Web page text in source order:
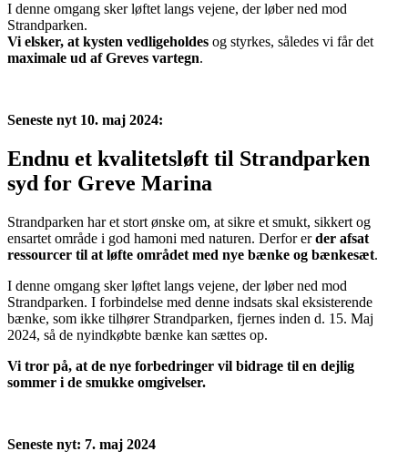
I denne omgang sker løftet langs vejene, der løber ned mod
Strandparken.
Vi elsker, at kysten vedligeholdes og styrkes, således vi får det
maximale ud af Greves vartegn.
Seneste nyt 10. maj 2024:
Endnu et kvalitetsløft til Strandparken
syd for Greve Marina
Strandparken har et stort ønske om, at sikre et smukt, sikkert og
ensartet område i god hamoni med naturen. Derfor erder afsat
ressourcer til at løfte området med nye bænke og bænkesæt.
I denne omgang sker løftet langs vejene, der løber ned mod
Strandparken. I forbindelse med denne indsats skal eksisterende
bænke, som ikke tilhører Strandparken, fjernes inden d. 15. Maj
2024, så de nyindkøbte bænke kan sættes op.
Vi tror på, at de nye forbedringer vil bidrage til en dejlig
sommer i de smukke omgivelser.
Seneste nyt: 7. maj 2024